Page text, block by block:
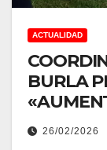
ACTUALIDAD
BURLA
26/02/2026